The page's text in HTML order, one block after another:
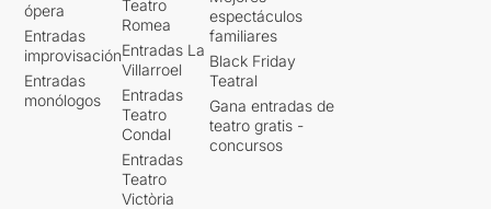
ópera
Entradas
improvisación
Entradas
monólogos
Teatro
Romea
Entradas La
Villarroel
Entradas
Teatro
Condal
Entradas
Teatro
Victòria
espectáculos
familiares
Black Friday
Teatral
Gana entradas de
teatro gratis -
concursos